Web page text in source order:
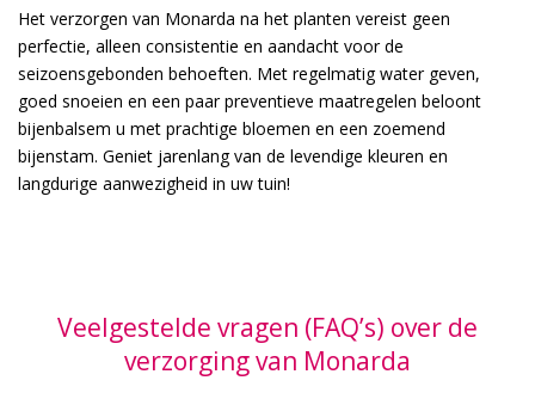
Het verzorgen van Monarda na het planten vereist geen
perfectie, alleen consistentie en aandacht voor de
seizoensgebonden behoeften. Met regelmatig water geven,
goed snoeien en een paar preventieve maatregelen beloont
bijenbalsem u met prachtige bloemen en een zoemend
bijenstam. Geniet jarenlang van de levendige kleuren en
langdurige aanwezigheid in uw tuin!
Veelgestelde vragen (FAQ’s) over de
verzorging van Monarda